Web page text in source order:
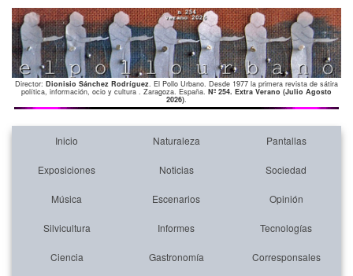
Director: Dionisio Sánchez Rodríguez. El Pollo Urbano. Desde 1977 la primera revista de sátira
política, información, ocio y cultura . Zaragoza. España. Nº 254. Extra Verano (Julio Agosto
2026).
Inicio Naturaleza Pantallas
Exposiciones Noticias Sociedad
Música Escenarios Opinión
Silvicultura Informes Tecnologías
Ciencia Gastronomía Corresponsales